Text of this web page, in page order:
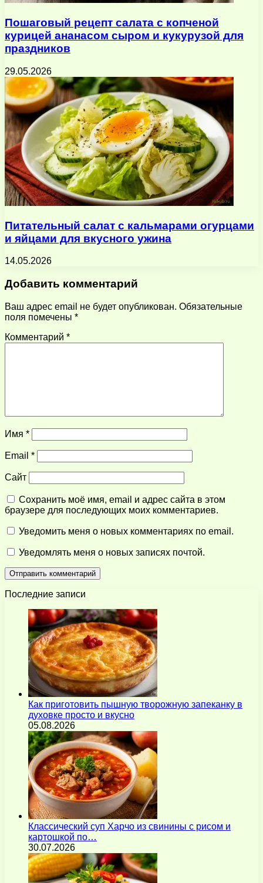
Пошаговый рецепт салата с копченой
курицей ананасом сыром и кукурузой для
праздников
29.05.2026
Питательный салат с кальмарами огурцами
и яйцами для вкусного ужина
14.05.2026
Добавить комментарий
Ваш адрес email не будет опубликован. Обязательные
поля помечены *
Комментарий *
Имя *
Email *
Сайт
Сохранить моё имя, email и адрес сайта в этом
браузере для последующих моих комментариев.
Уведомить меня о новых комментариях по email.
Уведомлять меня о новых записях почтой.
Последние записи
Как приготовить пышную творожную запеканку в
духовке просто и вкусно
05.08.2026
Классический суп Харчо из свинины с рисом и
картошкой по…
30.07.2026